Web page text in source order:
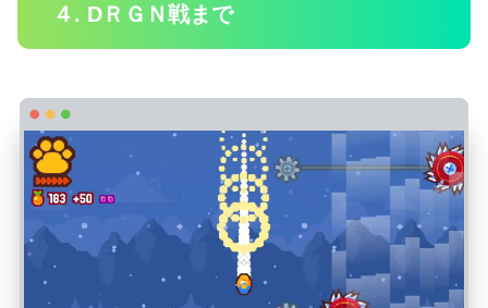
４. DＲＧＮ戦まで